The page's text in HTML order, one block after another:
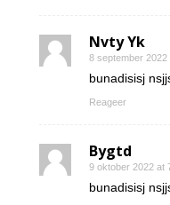
Nvty Yk
8 september 2022
bunadisisj
Reageer
Bygtd
9 oktober 2022 at
bunadisisj